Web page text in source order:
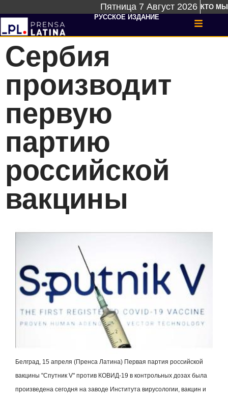
Пятница 7 Август 2026 КТО МЫ
РУССКОЕ ИЗДАНИЕ
Сербия
производит
первую
партию
российской
вакцины
Белград, 15 апреля (Пренса Латина) Первая партия российской
вакцины "Спутник V" против КОВИД-19 в контрольных дозах была
произведена сегодня на заводе Института вирусологии, вакцин и